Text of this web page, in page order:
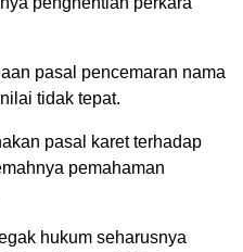
pasal pencemaran nama
tidak tepat.
pasal karet terhadap
pemahaman
hukum seharusnya